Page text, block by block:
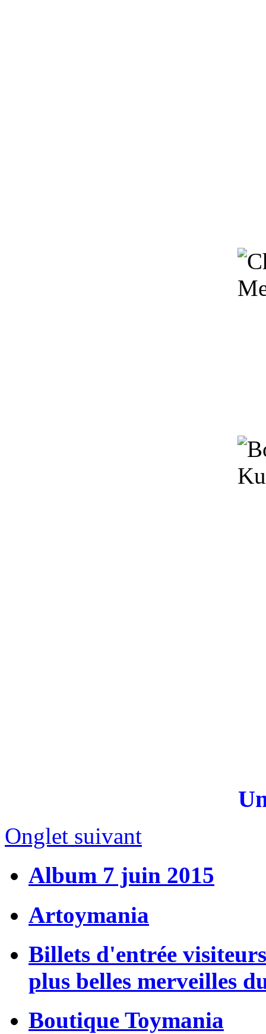
Onglet suivant
Album 7 juin 2015
Artoymania
Billets d'entrée
plus belles merveilles
Boutique Toymania